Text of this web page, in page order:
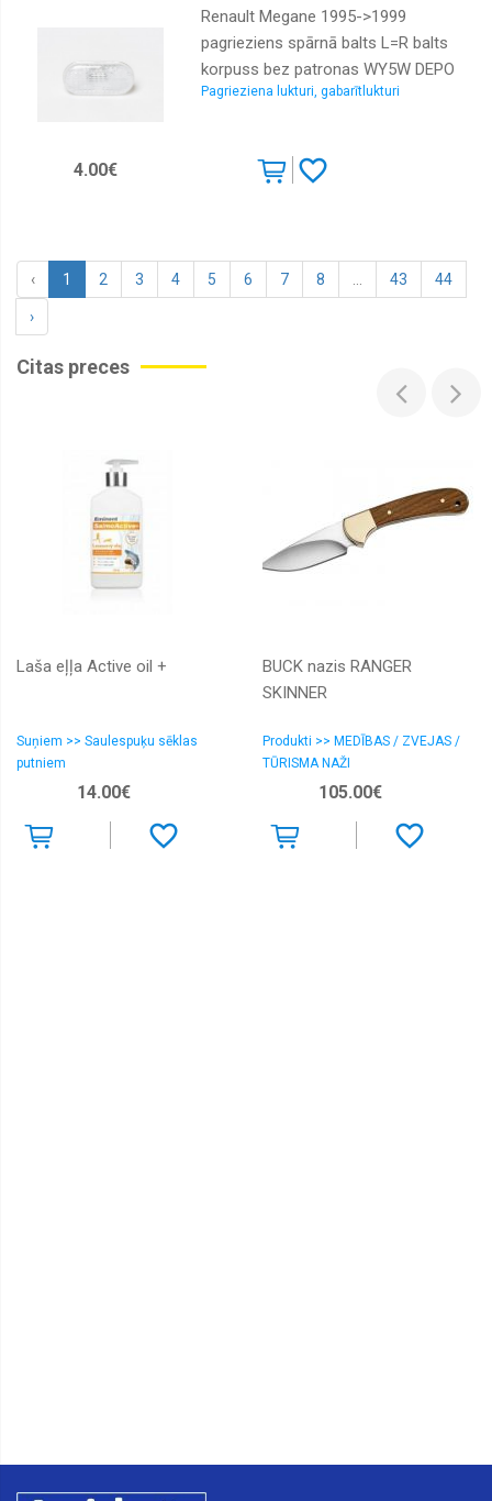
Renault Megane 1995->1999
pagrieziens spārnā balts L=R balts
korpuss bez patronas WY5W DEPO
Pagrieziena lukturi, gabarītlukturi
4.00€
‹ 1 2 3 4 5 6 7 8 43 44
›
Citas preces
Laša eļļa Active oil +
Suņiem >> Saulespuķu sēklas
putniem
14.00€
BUCK nazis RANGER
SKINNER
Produkti >> MEDĪBAS / ZVEJAS /
TŪRISMA NAŽI
105.00€